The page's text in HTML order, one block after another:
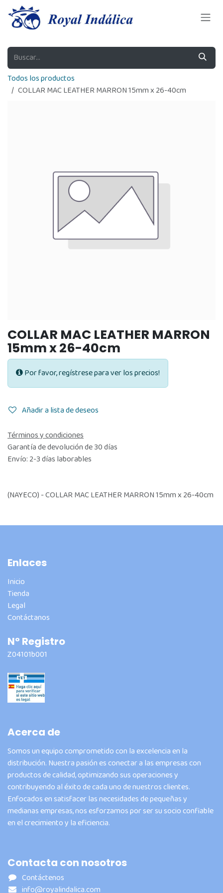
Ir al contenido
Todos los productos
COLLAR MAC LEATHER MARRON 15mm x 26-40cm
COLLAR MAC LEATHER MARRON
15mm x 26-40cm
Por favor, regístrese para ver los precios!
Añadir a lista de deseos
Términos y condiciones
Garantía de devolución de 30 días
Envío: 2-3 días laborables
(NAYECO) - COLLAR MAC LEATHER MARRON 15mm x 26-40cm
Enlaces
Inicio
Tienda
Legal
Contáctanos
Nº Registro
Z04101b001
Acerca de
Somos un equipo comprometido con la excelencia en la
distribución. Nuestra pasión es conectar a las empresas con
productos de calidad, optimizando sus operaciones y
contribuyendo al éxito de cada uno de nuestros clientes.
Enfocados en satisfacer las necesidades de pequeñas y
medianas empresas, nos esforzamos por ser su socio confiable
en el crecimiento y la eficiencia.
Contacta con nosotros
Contáctenos
info@royalindalica.com